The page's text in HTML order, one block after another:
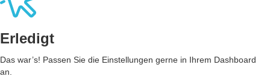
Erledigt
Das war’s! Passen Sie die Einstellungen gerne in Ihrem Dashboard
an.